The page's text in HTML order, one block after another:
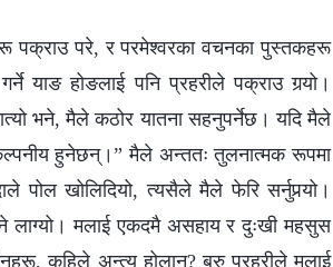
पक्राउ परे, र परमेश्‍वरका वचनका पुस्तकहरू
याङ होङलाई पनि प्रहरीले पक्राउ गर्‍यो।
भने, मैले कठोर यातना सहनुपर्नेछ। यदि मैले
हुनेछन्।” मैले अन्ततः तुलनात्मक रूपमा
पोल खोलिदियो, त्यसैले मैले फेरि सर्नुपर्‍यो।
लाग्यो। मलाई एकदमै असहाय र दुःखी महसुस
कहिले अन्त्य होलान्? बरु प्रहरीले मलाई